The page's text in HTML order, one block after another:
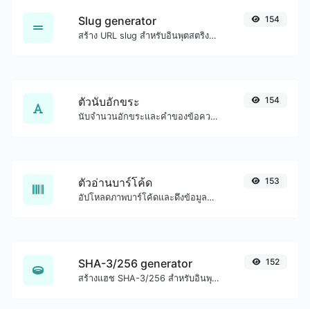
Slug generator
สร้าง URL slug สำหรับอินพุตสตริงใดๆ
154
ตัวนับอักขระ
นับจำนวนอักขระและคำของข้อความที่กำหนด
154
ตัวอ่านบาร์โค้ด
อัปโหลดภาพบาร์โค้ดและดึงข้อมูลออกมา
153
SHA-3/256 generator
สร้างแฮช SHA-3/256 สำหรับอินพุตสตริงใดๆ
152